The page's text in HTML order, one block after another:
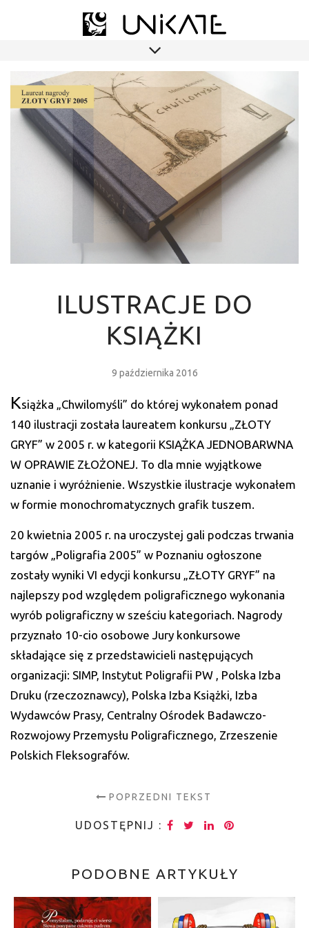
ILUSTRACJE DO
KSIĄŻKI
9 października 2016
Książka „Chwilomyśli” do której wykonałem ponad
140 ilustracji została laureatem konkursu „ZŁOTY
GRYF” w 2005 r. w kategorii KSIĄŻKA JEDNOBARWNA
W OPRAWIE ZŁOŻONEJ. To dla mnie wyjątkowe
uznanie i wyróżnienie. Wszystkie ilustracje wykonałem
w formie monochromatycznych grafik tuszem.
20 kwietnia 2005 r. na uroczystej gali podczas trwania
targów „Poligrafia 2005” w Poznaniu ogłoszone
zostały wyniki VI edycji konkursu „ZŁOTY GRYF” na
najlepszy pod względem poligraficznego wykonania
wyrób poligraficzny w sześciu kategoriach. Nagrody
przyznało 10-cio osobowe Jury konkursowe
składające się z przedstawicieli następujących
organizacji: SIMP, Instytut Poligrafii PW , Polska Izba
Druku (rzeczoznawcy), Polska Izba Książki, Izba
Wydawców Prasy, Centralny Ośrodek Badawczo-
Rozwojowy Przemysłu Poligraficznego, Zrzeszenie
Polskich Fleksografów.
POPRZEDNI TEKST
UDOSTĘPNIJ :
PODOBNE ARTYKUŁY